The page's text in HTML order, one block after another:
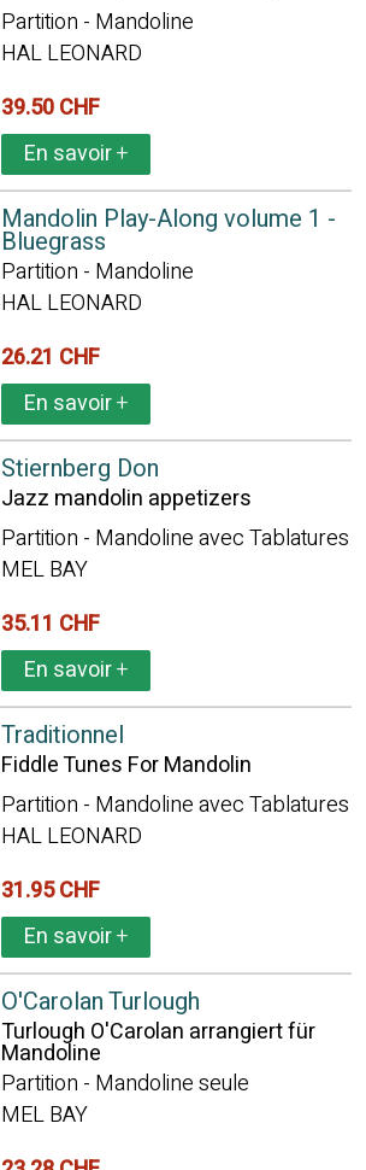
Partition - Mandoline
HAL LEONARD
39.50 CHF
En savoir+
Mandolin Play-Along volume 1 -
Bluegrass
Partition - Mandoline
HAL LEONARD
26.21 CHF
En savoir+
Stiernberg Don
Jazz mandolin appetizers
Partition - Mandoline avec Tablatures
MEL BAY
35.11 CHF
En savoir+
Traditionnel
Fiddle Tunes For Mandolin
Partition - Mandoline avec Tablatures
HAL LEONARD
31.95 CHF
En savoir+
O'Carolan Turlough
Turlough O'Carolan arrangiert für
Mandoline
Partition - Mandoline seule
MEL BAY